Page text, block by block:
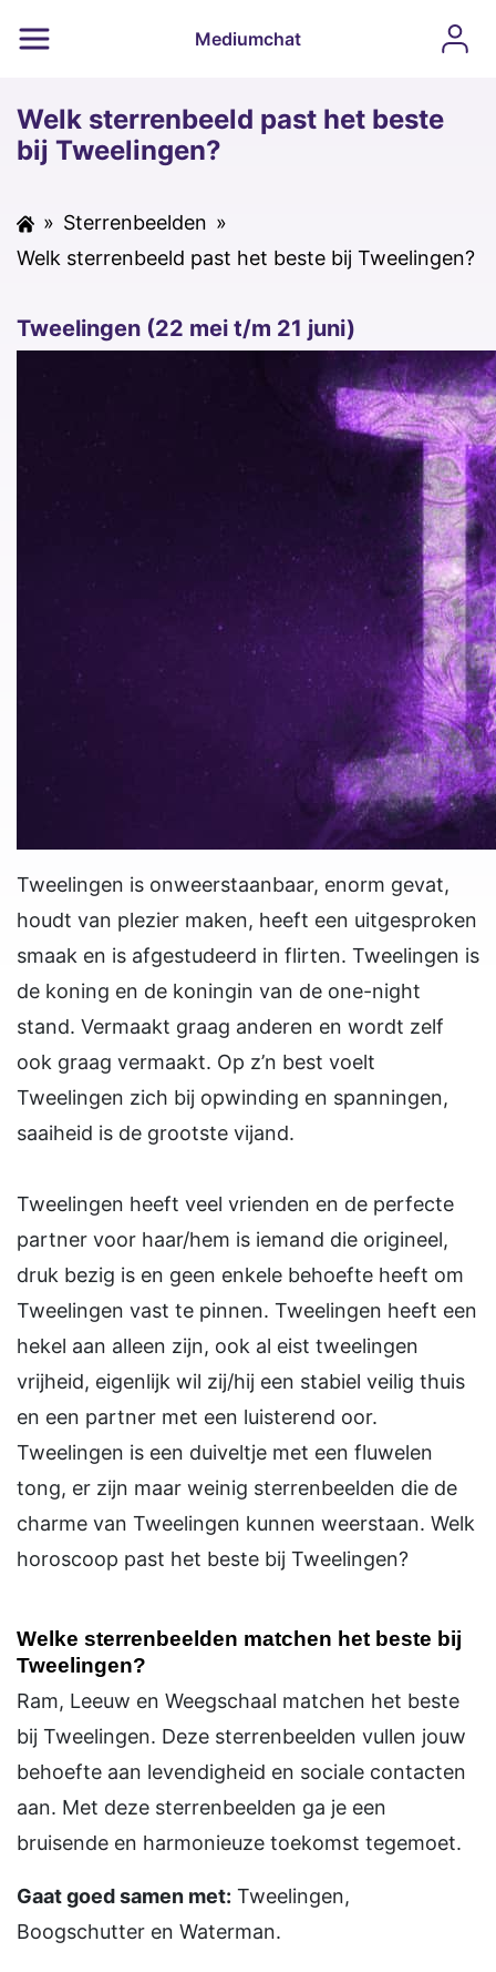
Mediumchat
Welk sterrenbeeld past het beste
bij Tweelingen?
» Sterrenbeelden »
Welk sterrenbeeld past het beste bij Tweelingen?
Tweelingen (22 mei t/m 21 juni)
Tweelingen is onweerstaanbaar, enorm gevat,
houdt van plezier maken, heeft een uitgesproken
smaak en is afgestudeerd in flirten. Tweelingen is
de koning en de koningin van de one-night
stand. Vermaakt graag anderen en wordt zelf
ook graag vermaakt. Op z’n best voelt
Tweelingen zich bij opwinding en spanningen,
saaiheid is de grootste vijand.
Tweelingen heeft veel vrienden en de perfecte
partner voor haar/hem is iemand die origineel,
druk bezig is en geen enkele behoefte heeft om
Tweelingen vast te pinnen. Tweelingen heeft een
hekel aan alleen zijn, ook al eist tweelingen
vrijheid, eigenlijk wil zij/hij een stabiel veilig thuis
en een partner met een luisterend oor.
Tweelingen is een duiveltje met een fluwelen
tong, er zijn maar weinig sterrenbeelden die de
charme van Tweelingen kunnen weerstaan. Welk
horoscoop past het beste bij Tweelingen?
Welke sterrenbeelden matchen het beste bij
Tweelingen?
Ram, Leeuw en Weegschaal matchen het beste
bij Tweelingen. Deze sterrenbeelden vullen jouw
behoefte aan levendigheid en sociale contacten
aan. Met deze sterrenbeelden ga je een
bruisende en harmonieuze toekomst tegemoet.
Gaat goed samen met: Tweelingen,
Boogschutter en Waterman.